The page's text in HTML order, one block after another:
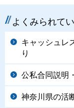
よくみられて
キャッシュレ
り
公私合同説明
神奈川県の活